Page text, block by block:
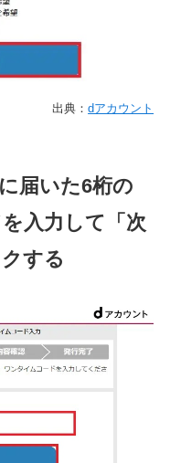
出典：dアカウント
届いた6桁の
入力して「次
する